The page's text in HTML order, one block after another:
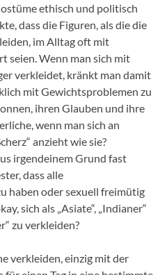
ethisch und politisch
dass die Figuren, als die die
im Alltag oft mit
seien. Wenn man sich mit
verkleidet, kränkt man damit
mit Gewichtsproblemen zu
ihren Glauben und ihre
wenn man sich an
anzieht wie sie?
irgendeinem Grund fast
dass alle
haben oder sexuell freimütig
sich als „Asiate“, „Indianer“
zu verkleiden?
verkleiden, einzig mit der